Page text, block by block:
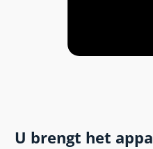
U brengt het